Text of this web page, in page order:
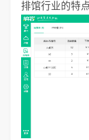
排馆行业的特点